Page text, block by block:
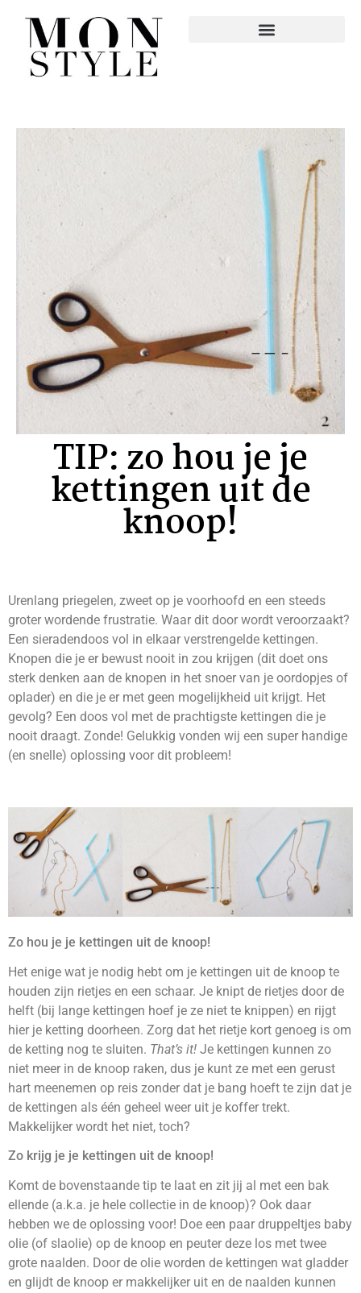
TIP: zo hou je je
kettingen uit de
knoop!
Urenlang priegelen, zweet op je voorhoofd en een steeds
groter wordende frustratie. Waar dit door wordt veroorzaakt?
Een sieradendoos vol in elkaar verstrengelde kettingen.
Knopen die je er bewust nooit in zou krijgen (dit doet ons
sterk denken aan de knopen in het snoer van je oordopjes of
oplader) en die je er met geen mogelijkheid uit krijgt. Het
gevolg? Een doos vol met de prachtigste kettingen die je
nooit draagt. Zonde! Gelukkig vonden wij een super handige
(en snelle) oplossing voor dit probleem!
Zo hou je je kettingen uit de knoop!
Het enige wat je nodig hebt om je kettingen uit de knoop te
houden zijn rietjes en een schaar. Je knipt de rietjes door de
helft (bij lange kettingen hoef je ze niet te knippen) en rijgt
hier je ketting doorheen. Zorg dat het rietje kort genoeg is om
de ketting nog te sluiten. That’s it! Je kettingen kunnen zo
niet meer in de knoop raken, dus je kunt ze met een gerust
hart meenemen op reis zonder dat je bang hoeft te zijn dat je
de kettingen als één geheel weer uit je koffer trekt.
Makkelijker wordt het niet, toch?
Zo krijg je je kettingen uit de knoop!
Komt de bovenstaande tip te laat en zit jij al met een bak
ellende (a.k.a. je hele collectie in de knoop)? Ook daar
hebben we de oplossing voor! Doe een paar druppeltjes baby
olie (of slaolie) op de knoop en peuter deze los met twee
grote naalden. Door de olie worden de kettingen wat gladder
en glijdt de knoop er makkelijker uit en de naalden kunnen